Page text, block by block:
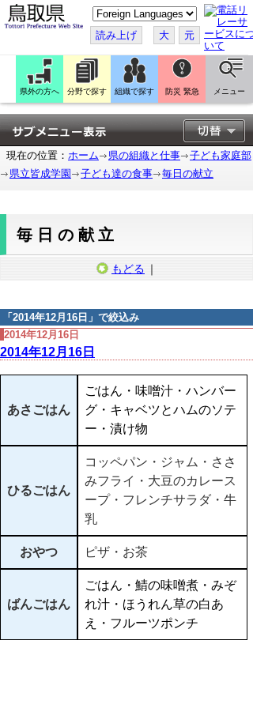
こ
の
ペ
ー
ジ
翻
訳
す
る
読み上げ 大 元
県外の方へ 分野で探す 組織で探す 防災 緊急 メニュー
現在の位置： ホーム 県の組織と仕事
子ども家庭部
県立皆成学園
子ども達の食事 毎日の献立
毎日の献立
もどる ｜
「 2014年12月16日 」で絞込み
2014年12月16日
2014年12月16日
あさごはん
ごはん・味噌汁・ハンバー
グ・キャベツとハムのソテ
ー・漬け物
ひるごはん
コッペパン・ジャム・ささ
みフライ・大豆のカレース
ープ・フレンチサラダ・牛
乳
おやつ ピザ・お茶
ばんごはん
ごはん・鯖の味噌煮・みぞ
れ汁・ほうれん草の白あ
え・フルーツポンチ